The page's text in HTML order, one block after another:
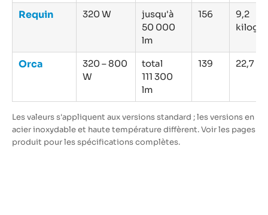
Requin 320 W
jusqu'à
50 000
lm
156
9,2
Orca
320 – 800
W
total
111 300
lm
139 22,7 kg
Les valeurs s'appliquent aux versions standard ; les versions en
acier inoxydable et haute température diffèrent. Voir les pages
produit pour les spécifications complètes.